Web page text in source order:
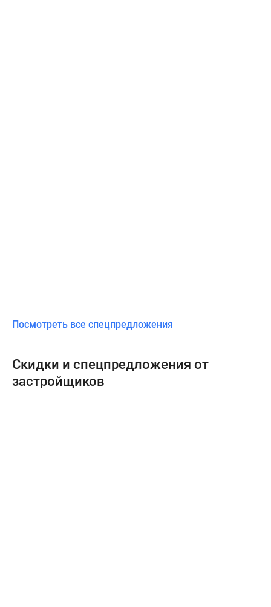
Посмотреть все спецпредложения
Скидки и спецпредложения от
застройщиков